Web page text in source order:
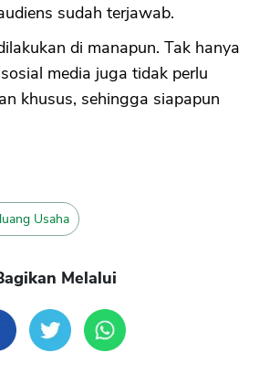
sudah terjawab.
di manapun. Tak hanya
media juga tidak perlu
khusus, sehingga siapapun
Usaha
Melalui